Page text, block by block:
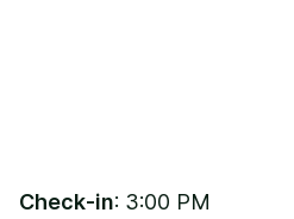
Check-in: 3:00 PM